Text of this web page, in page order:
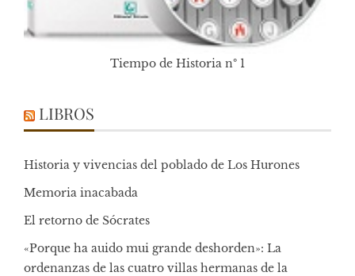
Tiempo de Historia nº 1
LIBROS
Historia y vivencias del poblado de Los Hurones
Memoria inacabada
El retorno de Sócrates
«Porque ha auido mui grande deshorden»: La
ordenanzas de las cuatro villas hermanas de la